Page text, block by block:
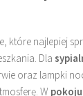
które najlepiej
Dla
oraz lampki
W